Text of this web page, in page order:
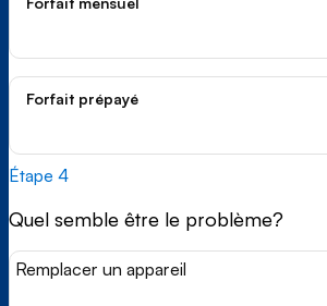
Forfait prépayé
Étape 4
Quel semble être le problème?
Remplacer un appareil